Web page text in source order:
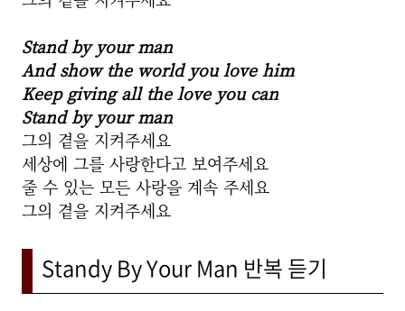
Stand by your man
And show the world you love him
Keep giving all the love you can
Stand by your man
그의 곁을 지켜주세요
세상에 그를 사랑한다고 보여주세요
줄 수 있는 모든 사랑을 계속 주세요
그의 곁을 지켜주세요
Standy By Your Man 반복 듣기